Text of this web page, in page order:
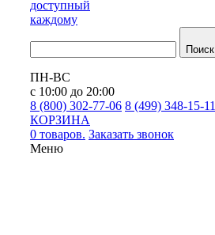
доступный
каждому
Поиск
ПН-ВС
с 10:00 до 20:00
8 (800) 302-77-06 8 (499) 348-15-11
КОРЗИНА
0 товаров. Заказать звонок
Меню